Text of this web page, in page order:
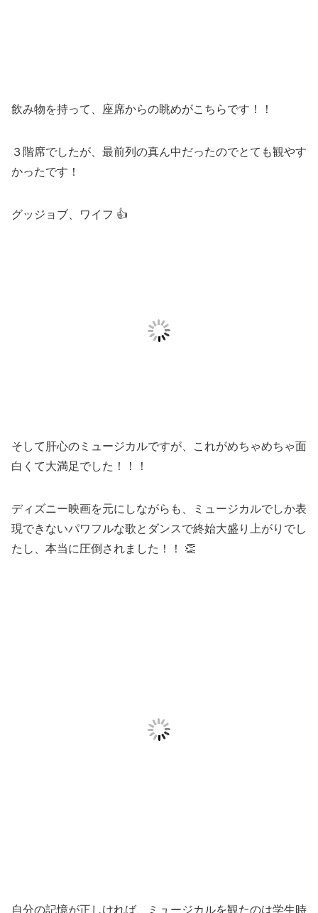
飲み物を持って、座席からの眺めがこちらです！！
３階席でしたが、最前列の真ん中だったのでとても観やす
かったです！
グッジョブ、ワイフ 👍
そして肝心のミュージカルですが、これがめちゃめちゃ面
白くて大満足でした！！！
ディズニー映画を元にしながらも、ミュージカルでしか表
現できないパワフルな歌とダンスで終始大盛り上がりでし
たし、本当に圧倒されました！！ 👏
自分の記憶が正しければ、ミュージカルを観たのは学生時